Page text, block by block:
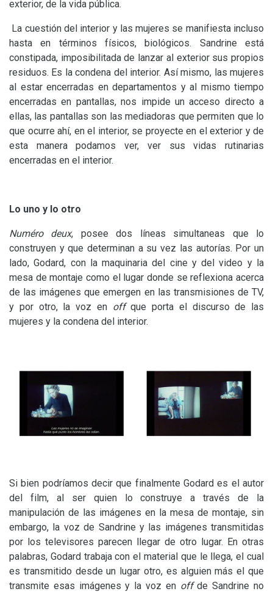
exterior, de la vida pública.
La cuestión del interior y las mujeres se manifiesta incluso
hasta en términos físicos, biológicos. Sandrine está
constipada, imposibilitada de lanzar al exterior sus propios
residuos. Es la condena del interior. Así mismo, las mujeres
al estar encerradas en departamentos y al mismo tiempo
encerradas en pantallas, nos impide un acceso directo a
ellas, las pantallas son las mediadoras que permiten que lo
que ocurre ahí, en el interior, se proyecte en el exterior y de
esta manera podamos ver, ver sus vidas rutinarias
encerradas en el interior.
Lo uno y lo otro
Numéro deux, posee dos líneas simultaneas que lo
construyen y que determinan a su vez las autorías. Por un
lado, Godard, con la maquinaria del cine y del video y la
mesa de montaje como el lugar donde se reflexiona acerca
de las imágenes que emergen en las transmisiones de TV,
y por otro, la voz en offque porta el discurso de las
mujeres y la condena del interior.
Si bien podríamos decir que finalmente Godard es el autor
del film, al ser quien lo construye a través de la
manipulación de las imágenes en la mesa de montaje, sin
embargo, la voz de Sandrine y las imágenes transmitidas
por los televisores parecen llegar de otro lugar. En otras
palabras, Godard trabaja con el material que le llega, el cual
es transmitido desde un lugar otro, es alguien más el que
transmite esas imágenes y la voz en offde Sandrine no